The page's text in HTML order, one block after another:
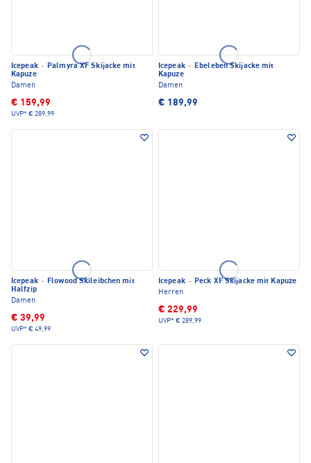
Icepeak · Palmyra XF Skijacke mit
Kapuze
Damen
€ 159,99
UVP* € 289,99
Icepeak · Ebeleben Skijacke mit
Kapuze
Damen
€ 189,99
Icepeak · Flowood Skileibchen mit
Halfzip
Damen
€ 39,99
UVP* € 49,99
Icepeak · Peck XF Skijacke mit Kapuze
Herren
€ 229,99
UVP* € 289,99